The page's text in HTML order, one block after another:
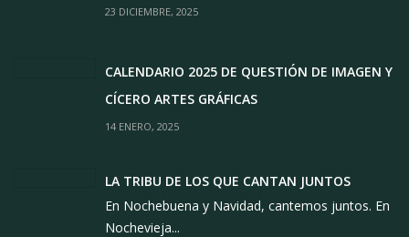
23 DICIEMBRE, 2025
CALENDARIO 2025 DE QUESTIÓN DE IMAGEN Y
CÍCERO ARTES GRÁFICAS
14 ENERO, 2025
LA TRIBU DE LOS QUE CANTAN JUNTOS
En Nochebuena y Navidad, cantemos juntos. En
Nochevieja...